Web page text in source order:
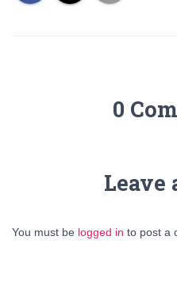
0
Leave
You must be logged in to post a